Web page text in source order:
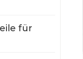
für